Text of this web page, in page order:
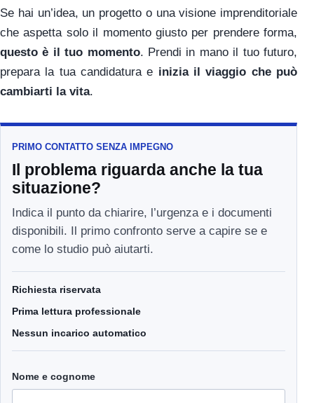
Se hai un’idea, un progetto o una visione imprenditoriale
che aspetta solo il momento giusto per prendere forma,
questo è il tuo momento. Prendi in mano il tuo futuro,
prepara la tua candidatura e inizia il viaggio che può
cambiarti la vita.
PRIMO CONTATTO SENZA IMPEGNO
Il problema riguarda anche la tua
situazione?
Indica il punto da chiarire, l’urgenza e i documenti
disponibili. Il primo confronto serve a capire se e
come lo studio può aiutarti.
Richiesta riservata
Prima lettura professionale
Nessun incarico automatico
Nome e cognome